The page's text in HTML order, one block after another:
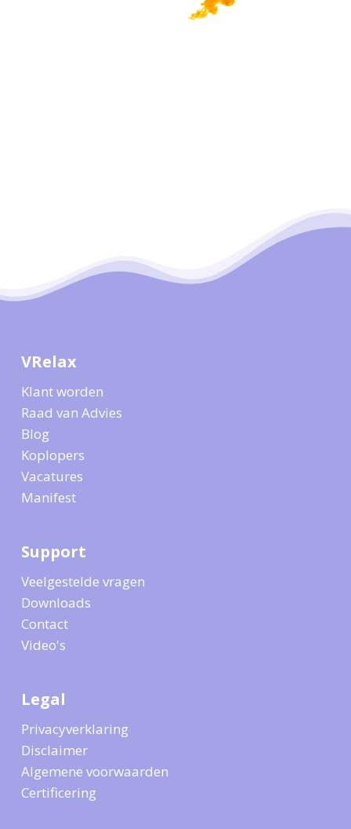
VRelax
Klant worden
Raad van Advies
Blog
Koplopers
Vacatures
Manifest
Support
Veelgestelde vragen
Downloads
Contact
Video's
Legal
Privacyverklaring
Disclaimer
Algemene voorwaarden
Certificering